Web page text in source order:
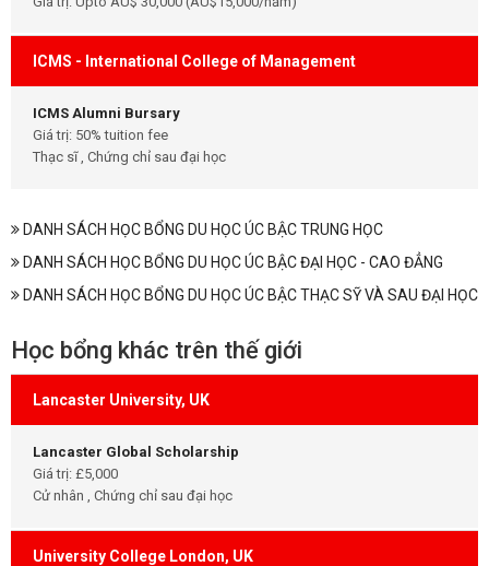
ICMS - International College of Management
ICMS Alumni Bursary
Giá trị: 50% tuition fee
Thạc sĩ , Chứng chỉ sau đại học
DANH SÁCH HỌC BỔNG DU HỌC ÚC BẬC TRUNG HỌC
DANH SÁCH HỌC BỔNG DU HỌC ÚC BẬC ĐẠI HỌC - CAO ĐẲNG
DANH SÁCH HỌC BỔNG DU HỌC ÚC BẬC THẠC SỸ VÀ SAU ĐẠI HỌC
Học bổng khác trên thế giới
Lancaster University, UK
Lancaster Global Scholarship
Giá trị: £5,000
Cử nhân , Chứng chỉ sau đại học
University College London, UK